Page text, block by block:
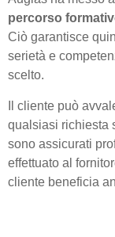
percorso
Ciò garantisce
serietà e
scelto.
Il cliente può
qualsiasi richiesta
sono assicurati
effettuato al
cliente beneficia